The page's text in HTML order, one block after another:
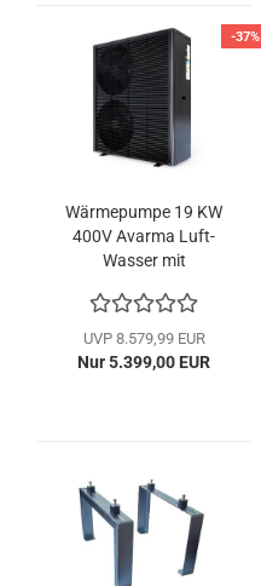
-37%
Wärmepumpe 19 KW
400V Avarma Luft-
Wasser mit
Monoblock Hofman
Energy
UVP 8.579,99 EUR
Nur 5.399,00 EUR